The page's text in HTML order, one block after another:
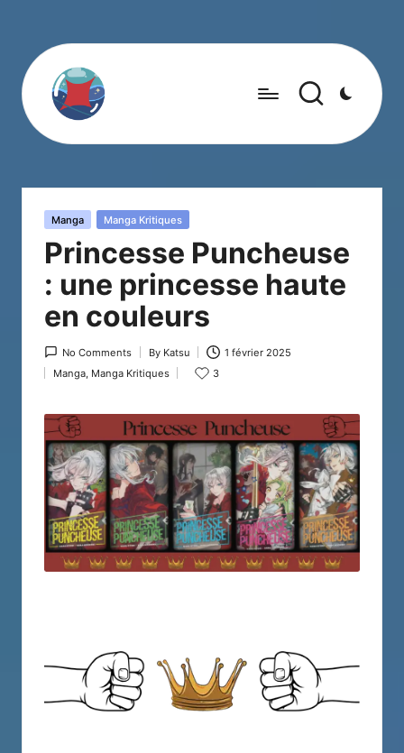
Posted
Manga Manga Kritiques
Princesse Puncheuse
: une princesse haute
en couleurs
No Comments
Posted
by
By Katsu 1 février 2025
Posted
Manga, Manga Kritiques 3